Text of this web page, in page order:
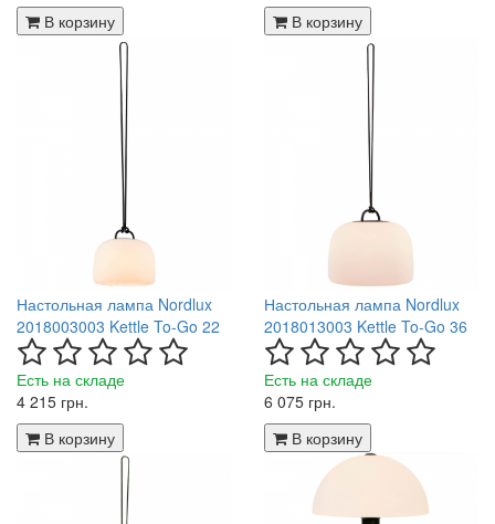
В корзину В корзину
Настольная лампа Nordlux
2018003003 Kettle To-Go 22
Есть на складе
4 215 грн.
В корзину
Настольная лампа Nordlux
2018013003 Kettle To-Go 36
Есть на складе
6 075 грн.
В корзину